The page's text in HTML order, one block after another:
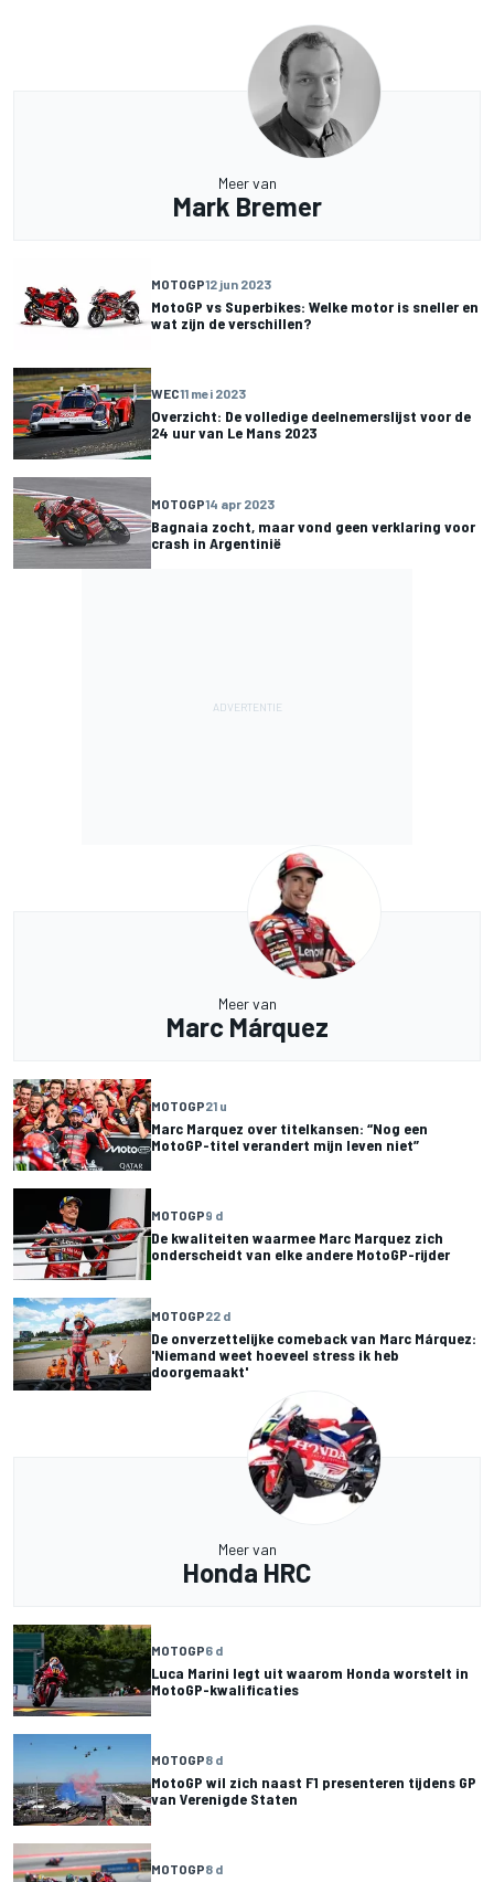
Meer van
Mark Bremer
MOTOGP12 jun 2023
MotoGP vs Superbikes: Welke motor is sneller en
wat zijn de verschillen?
WEC11 mei 2023
Overzicht: De volledige deelnemerslijst voor de
24 uur van Le Mans 2023
MOTOGP14 apr 2023
Bagnaia zocht, maar vond geen verklaring voor
crash in Argentinië
Meer van
Marc Márquez
MOTOGP21 u
Marc Marquez over titelkansen: “Nog een
MotoGP-titel verandert mijn leven niet”
MOTOGP9 d
De kwaliteiten waarmee Marc Marquez zich
onderscheidt van elke andere MotoGP-rijder
MOTOGP22 d
De onverzettelijke comeback van Marc Márquez:
'Niemand weet hoeveel stress ik heb
doorgemaakt'
Meer van
Honda HRC
MOTOGP6 d
Luca Marini legt uit waarom Honda worstelt in
MotoGP-kwalificaties
MOTOGP8 d
MotoGP wil zich naast F1 presenteren tijdens GP
van Verenigde Staten
MOTOGP8 d